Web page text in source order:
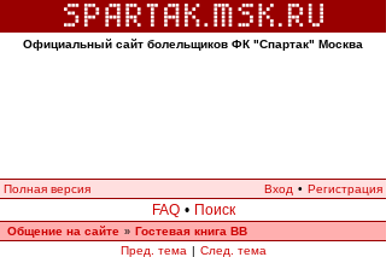
Официальный сайт болельщиков ФК "Спартак" Москва
Полная версия Вход • Регистрация
FAQ • Поиск
Общение на сайте » Гостевая книга ВВ
Пред. тема | След. тема